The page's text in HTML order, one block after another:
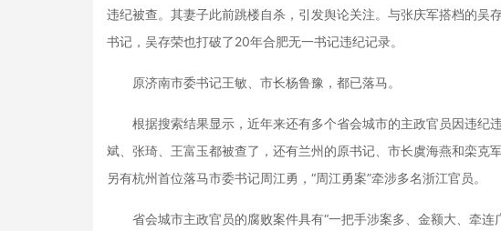
违纪被查。其妻子此前跳楼自杀，引发舆论关注。与张庆军搭档的吴
书记，吴存荣也打破了20年合肥无一书记违纪记录。
原济南市委书记王敏、市长杨鲁豫，都已落马。
根据搜索结果显示，近年来还有多个省会城市的主政官员因违纪
斌、张琦、王富玉都被查了，还有兰州的原书记、市长虞海燕和栾克
另有杭州首位落马市委书记周江勇，“周江勇案”牵涉多名浙江官员。
省会城市主政官员的腐败案件具有“一把手涉案多、金额大、牵连